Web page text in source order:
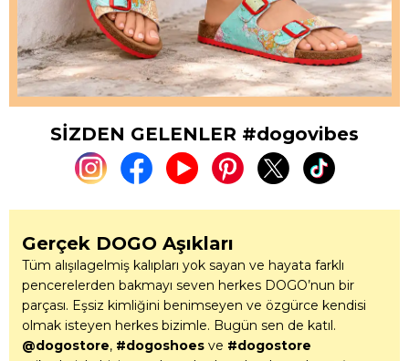
SİZDEN GELENLER #dogovibes
Gerçek DOGO Aşıkları
Tüm alışılagelmiş kalıpları yok sayan ve hayata farklı
pencerelerden bakmayı seven herkes DOGO’nun bir
parçası. Eşsiz kimliğini benimseyen ve özgürce kendisi
olmak isteyen herkes bizimle. Bugün sen de katıl.
@dogostore, #dogoshoesve #dogostore